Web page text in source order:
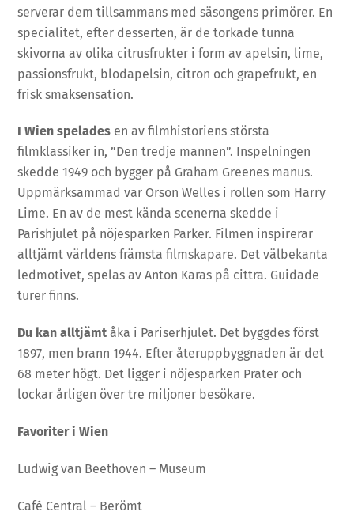
serverar dem tillsammans med säsongens primörer. En
specialitet, efter desserten, är de torkade tunna
skivorna av olika citrusfrukter i form av apelsin, lime,
passionsfrukt, blodapelsin, citron och grapefrukt, en
frisk smaksensation.
I Wien spelades en av filmhistoriens största
filmklassiker in, ”Den tredje mannen”. Inspelningen
skedde 1949 och bygger på Graham Greenes manus.
Uppmärksammad var Orson Welles i rollen som Harry
Lime. En av de mest kända scenerna skedde i
Parishjulet på nöjesparken Parker. Filmen inspirerar
alltjämt världens främsta filmskapare. Det välbekanta
ledmotivet, spelas av Anton Karas på cittra. Guidade
turer finns.
Du kan alltjämt åka i Pariserhjulet. Det byggdes först
1897, men brann 1944. Efter återuppbyggnaden är det
68 meter högt. Det ligger i nöjesparken Prater och
lockar årligen över tre miljoner besökare.
Favoriter i Wien
Ludwig van Beethoven – Museum
Café Central – Berömt